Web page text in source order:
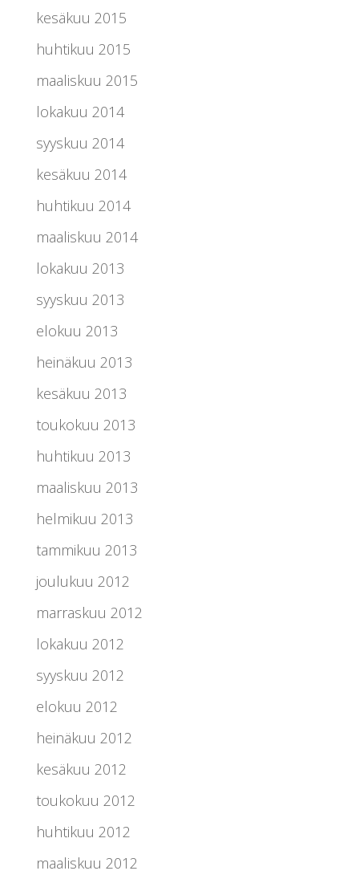
kesäkuu 2015
huhtikuu 2015
maaliskuu 2015
lokakuu 2014
syyskuu 2014
kesäkuu 2014
huhtikuu 2014
maaliskuu 2014
lokakuu 2013
syyskuu 2013
elokuu 2013
heinäkuu 2013
kesäkuu 2013
toukokuu 2013
huhtikuu 2013
maaliskuu 2013
helmikuu 2013
tammikuu 2013
joulukuu 2012
marraskuu 2012
lokakuu 2012
syyskuu 2012
elokuu 2012
heinäkuu 2012
kesäkuu 2012
toukokuu 2012
huhtikuu 2012
maaliskuu 2012